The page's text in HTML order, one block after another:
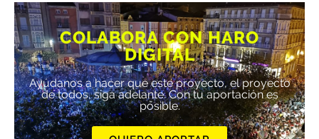
COLABORA CON HARO
DIGITAL
Ayúdanos a hacer que este proyecto, el proyecto
de todos, siga adelante. Con tu aportación es
posible.